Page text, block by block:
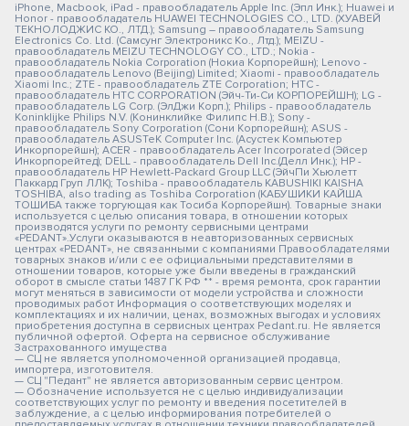
iPhone, Macbook, iPad - правообладатель Apple Inc. (Эпл Инк.); Huawei и
Honor - правообладатель HUAWEI TECHNOLOGIES CO., LTD. (ХУАВЕЙ
ТЕКНОЛОДЖИС КО., ЛТД.); Samsung – правообладатель Samsung
Electronics Co. Ltd. (Самсунг Электроникс Ко., Лтд.); MEIZU -
правообладатель MEIZU TECHNOLOGY CO., LTD.; Nokia -
правообладатель Nokia Corporation (Нокиа Корпорейшн); Lenovo -
правообладатель Lenovo (Beijing) Limited; Xiaomi - правообладатель
Xiaomi Inc.; ZTE - правообладатель ZTE Corporation; HTC -
правообладатель HTC CORPORATION (Эйч-Ти-Си КОРПОРЕЙШН); LG -
правообладатель LG Corp. (ЭлДжи Корп.); Philips - правообладатель
Koninklijke Philips N.V. (Конинклийке Филипс Н.В.); Sony -
правообладатель Sony Corporation (Сони Корпорейшн); ASUS -
правообладатель ASUSTeK Computer Inc. (Асустек Компьютер
Инкорпорейшн); ACER - правообладатель Acer Incorporated (Эйсер
Инкорпорейтед); DELL - правообладатель Dell Inc.(Делл Инк.); HP -
правообладатель HP Hewlett-Packard Group LLC (ЭйчПи Хьюлетт
Паккард Груп ЛЛК); Toshiba - правообладатель KABUSHIKI KAISHA
TOSHIBA, also trading as Toshiba Corporation (КАБУШИКИ КАЙША
ТОШИБА также торгующая как Тосиба Корпорейшн). Товарные знаки
используется с целью описания товара, в отношении которых
производятся услуги по ремонту сервисными центрами
«PEDANT».Услуги оказываются в неавторизованных сервисных
центрах «PEDANT», не связанными с компаниями Правообладателями
товарных знаков и/или с ее официальными представителями в
отношении товаров, которые уже были введены в гражданский
оборот в смысле статьи 1487 ГК РФ ** - время ремонта, срок гарантии
могут меняться в зависимости от модели устройства и сложности
проводимых работ Информация о соответствующих моделях и
комплектациях и их наличии, ценах, возможных выгодах и условиях
приобретения доступна в сервисных центрах Pedant.ru. Не является
публичной офертой. Оферта на сервисное обслуживание
Застрахованного имущества
— СЦ не является уполномоченной организацией продавца,
импортера, изготовителя.
— СЦ "Педант" не является авторизованным сервис центром.
— Обозначение используется не с целью индивидуализации
соответствующих услуг по ремонту и введения посетителей в
заблуждение, а с целью информирования потребителей о